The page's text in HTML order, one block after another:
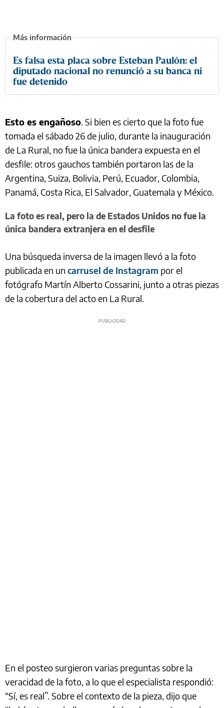
Es falsa esta placa sobre Esteban Paulón: el
diputado nacional no renunció a su banca ni
fue detenido
Esto es engañoso. Si bien es cierto que la foto fue
tomada el sábado 26 de julio, durante la inauguración
de La Rural, no fue la única bandera expuesta en el
desfile: otros gauchos también portaron las de la
Argentina, Suiza, Bolivia, Perú, Ecuador, Colombia,
Panamá, Costa Rica, El Salvador, Guatemala y México.
La foto es real, pero la de Estados Unidos no fue la
única bandera extranjera en el desfile
Una búsqueda inversa de la imagen llevó a la foto
publicada en un carrusel de Instagram por el
fotógrafo Martín Alberto Cossarini, junto a otras piezas
de la cobertura del acto en La Rural.
En el posteo surgieron varias preguntas sobre la
veracidad de la foto, a lo que el especialista respondió:
“Sí, es real”. Sobre el contexto de la pieza, dijo que